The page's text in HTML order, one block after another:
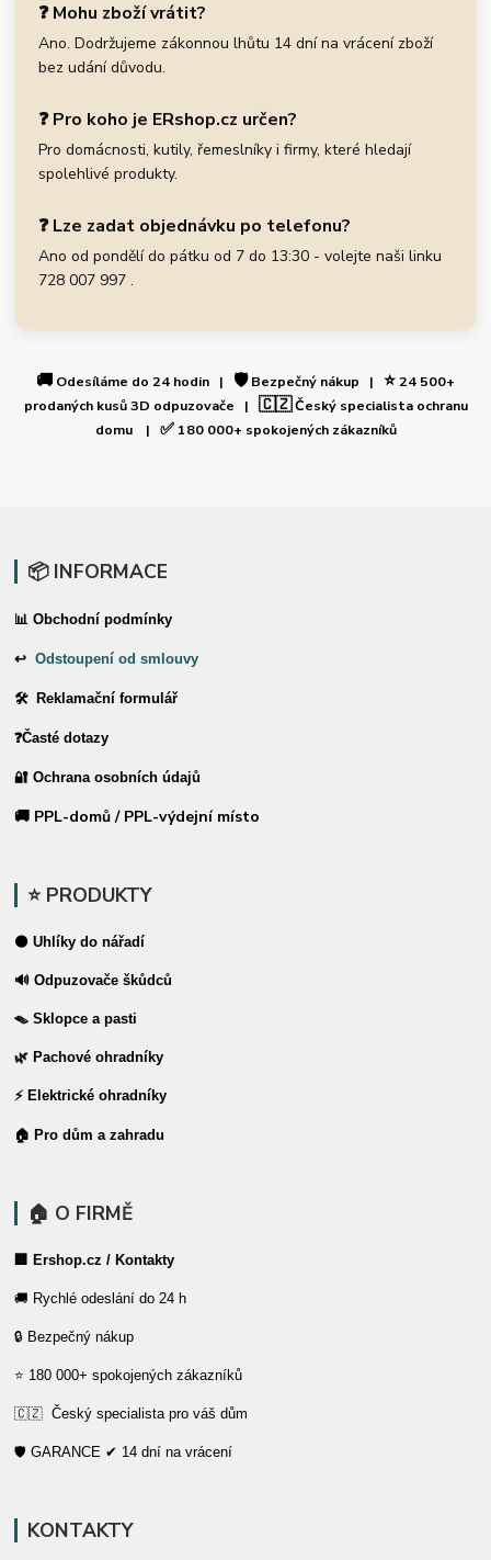
❓ Mohu zboží vrátit?
Ano. Dodržujeme zákonnou lhůtu 14 dní na vrácení zboží
bez udání důvodu.
❓ Pro koho je ERshop.cz určen?
Pro domácnosti, kutily, řemeslníky i firmy, které hledají
spolehlivé produkty.
❓ Lze zadat objednávku po telefonu?
Ano od pondělí do pátku od 7 do 13:30 - volejte naši linku
728 007 997 .
🚚 Odesíláme do 24 hodin | 🛡️Bezpečný nákup | ⭐24 500+
prodaných kusů 3D odpuzovače | 🇨🇿Český specialista ochranu
domu | ✅180 000+ spokojených zákazníků
📦 INFORMACE
📊 Obchodní podmínky
↩Odstoupení od smlouvy
🛠 Reklamační formulář
❓Časté dotazy
🔐 Ochrana osobních údajů
🚚 PPL-domů / PPL-výdejní místo
⭐ PRODUKTY
⚫ Uhlíky do nářadí
🔊 Odpuzovače škůdců
🪤 Sklopce a pasti
🌿 Pachové ohradníky
⚡ Elektrické ohradníky
🏠 Pro dům a zahradu
🏠 O FIRMĚ
🏢 Ershop.cz / Kontakty
🚚 Rychlé odeslání do 24 h
🔒 Bezpečný nákup
⭐ 180 000+ spokojených zákazníků
🇨🇿 Český specialista pro váš dům
🛡️ GARANCE ✔ 14 dní na vrácení
KONTAKTY